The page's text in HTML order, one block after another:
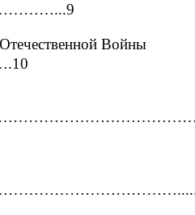
Войны